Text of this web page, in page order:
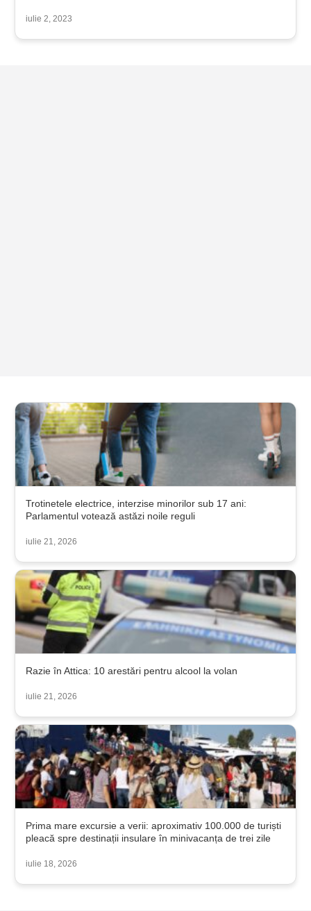
iulie 2, 2023
Trotinetele electrice, interzise minorilor sub 17 ani:
Parlamentul votează astăzi noile reguli
iulie 21, 2026
Razie în Attica: 10 arestări pentru alcool la volan
iulie 21, 2026
Prima mare excursie a verii: aproximativ 100.000 de turiști
pleacă spre destinații insulare în minivacanța de trei zile
iulie 18, 2026